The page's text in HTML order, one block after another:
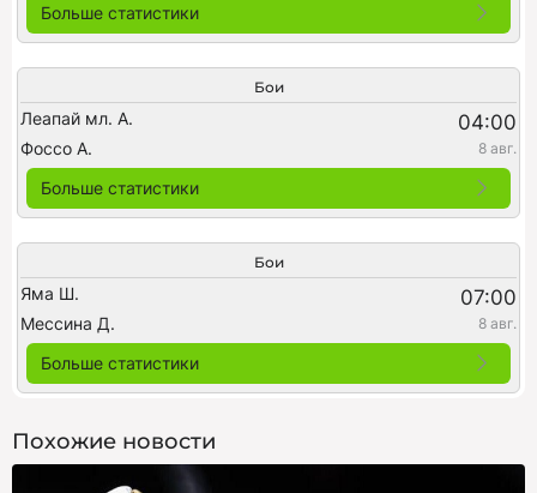
Больше статистики
Бои
Леапай мл. А. 04:00
Фоссо А. 8 авг.
Больше статистики
Бои
Яма Ш. 07:00
Мессина Д. 8 авг.
Больше статистики
Похожие новости